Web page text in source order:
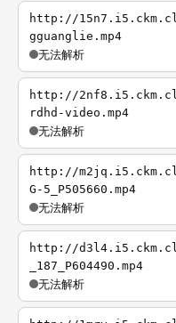
http://
gguanglie.mp4
无法解析
http://2nf8.i5.ckm.cl/
rdhd-video.mp4
无法解析
http://m2jq.i5.ckm.cl/
G-5_P505660.mp4
无法解析
http://d3l4.i5.ckm.cl/
_187_P604490.mp4
无法解析